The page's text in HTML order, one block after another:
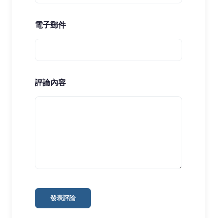
電子郵件
評論內容
發表評論